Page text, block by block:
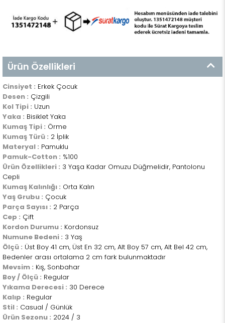
Ürün Özellikleri
Cinsiyet : Erkek Çocuk
Desen : Çizgili
Kol Tipi : Uzun
Yaka : Bisiklet Yaka
Kumaş Tipi : Örme
Kumaş Türü : 2 İplik
Materyal : Pamuklu
Pamuk-Cotton : %100
Ürün Özellikleri : 3 Yaşa Kadar Omuzu Düğmelidir, Pantolonu
Cepli
Kumaş Kalınlığı : Orta Kalın
Yaş Grubu : Çocuk
Parça Sayısı : 2 Parça
Cep : Çift
Kordon Durumu : Kordonsuz
Numune Bedeni : 3 Yaş
Ölçü : Üst Boy 41 cm, Üst En 32 cm, Alt Boy 57 cm, Alt Bel 42 cm,
Bedenler arası ortalama 2 cm fark bulunmaktadır
Mevsim : Kış, Sonbahar
Boy / Ölçü : Regular
Yıkama Derecesi : 30 Derece
Kalıp : Regular
Stil : Casual / Günlük
Ürün Sezonu : 2024 / 3